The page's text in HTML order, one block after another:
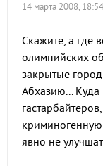
14 марта 2008, 18:54
Скажите, а где
олимпийских
закрытые
Абхазию... Куда
явно не